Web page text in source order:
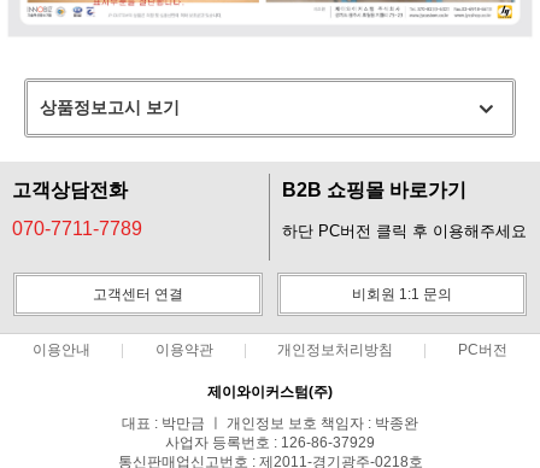
상품정보고시 보기
고객상담전화
070-7711-7789
B2B 쇼핑몰 바로가기
하단 PC버전 클릭 후 이용해주세요
고객센터 연결 비회원 1:1 문의
이용안내 이용약관 개인정보처리방침 PC버전
제이와이커스텀(주)
대표 : 박만금 ㅣ 개인정보 보호 책임자 : 박종완
사업자 등록번호 : 126-86-37929
통신판매업신고번호 : 제2011-경기광주-0218호